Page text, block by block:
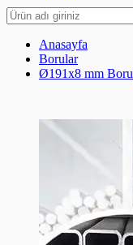
Anasayfa
Borular
Ø191x8 mm Boru